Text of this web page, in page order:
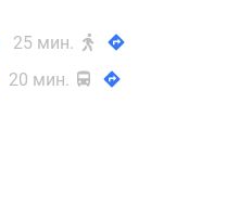
25 мин.
20 мин.